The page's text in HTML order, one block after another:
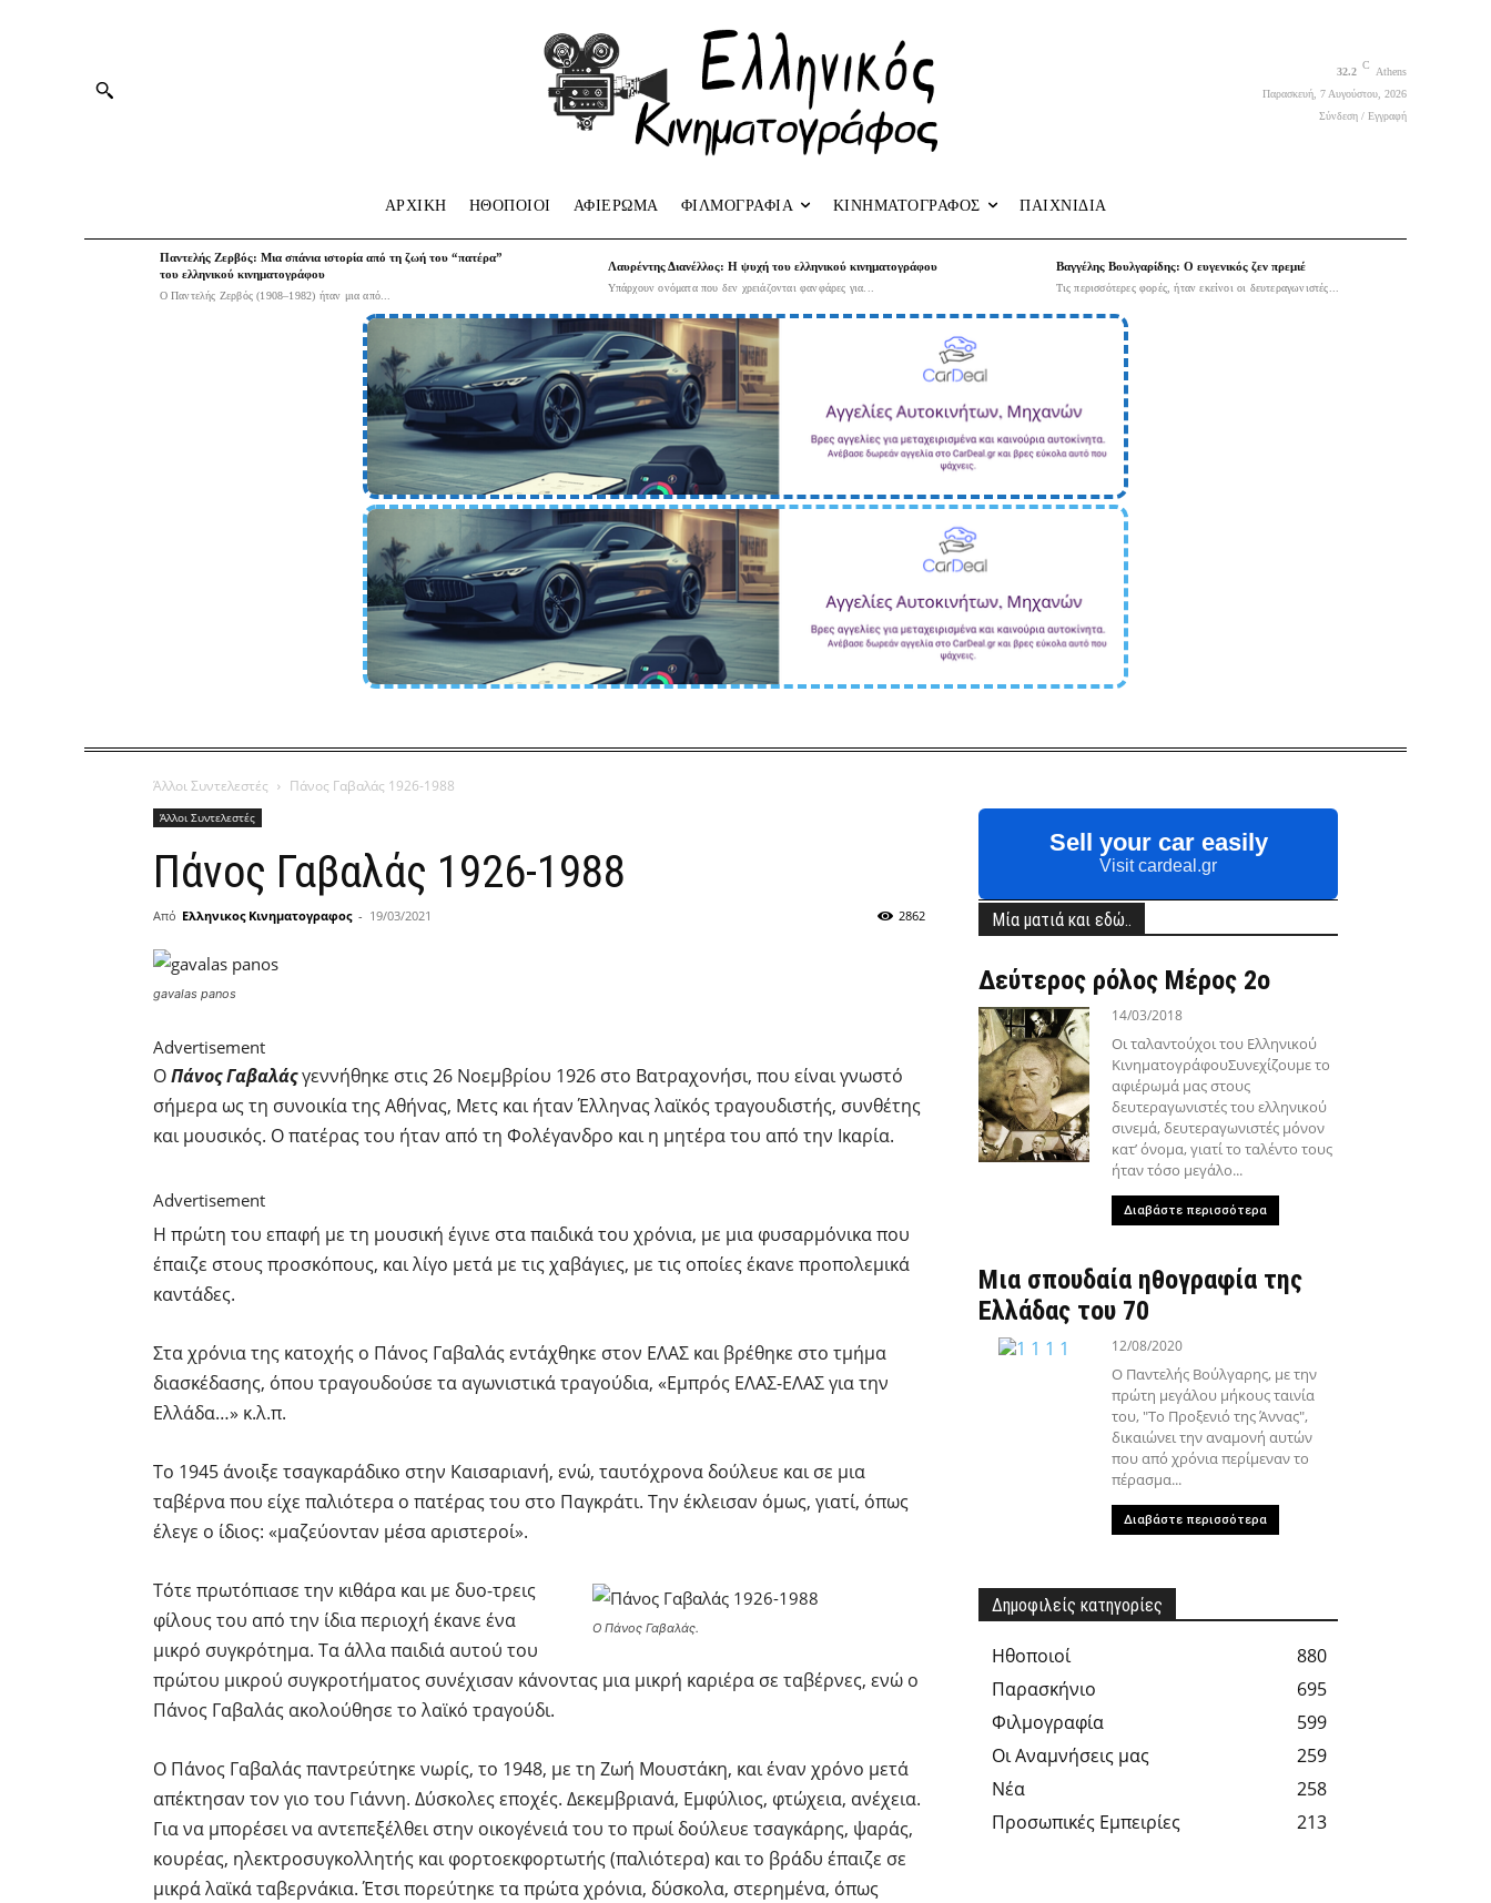
32.2
C
Athens
Παρασκευή, 7 Αυγούστου, 2026
Σύνδεση / Εγγραφή
ΑΡΧΙΚΗ HΘΟΠΟΙΟΙ ΑΦΙΕΡΩΜΑ ΦΙΛΜΟΓΡΑΦΙΑ ΚΙΝΗΜΑΤΟΓΡΑΦΟΣ ΠΑΙΧΝΙΔΙΑ
Παντελής Ζερβός: Μια σπάνια ιστορία από τη ζωή του “πατέρα”
του ελληνικού κινηματογράφου
Ο Παντελής Ζερβός (1908–1982) ήταν μια από...
Λαυρέντης Διανέλλος: Η ψυχή του ελληνικού κινηματογράφου
Υπάρχουν ονόματα που δεν χρειάζονται φανφάρες για...
Βαγγέλης Βουλγαρίδης: Ο ευγενικός ζεν πρεμιέ
Τις περισσότερες φορές, ήταν εκείνοι οι δευτεραγωνιστές...
Άλλοι Συντελεστές Πάνος Γαβαλάς 1926-1988
Άλλοι Συντελεστές
Πάνος Γαβαλάς 1926-1988
Από Ελληνικος Κινηματογραφος - 19/03/2021 2862
gavalas panos
Advertisement
ΟΠάνος Γαβαλάςγεννήθηκε στις 26 Νοεμβρίου 1926 στο Βατραχονήσι, που είναι γνωστό
σήμερα ως τη συνοικία της Αθήνας, Μετς και ήταν Έλληνας λαϊκός τραγουδιστής, συνθέτης
και μουσικός. Ο πατέρας του ήταν από τη Φολέγανδρο και η μητέρα του από την Ικαρία.
Advertisement
Η πρώτη του επαφή με τη μουσική έγινε στα παιδικά του χρόνια, με μια φυσαρμόνικα που
έπαιζε στους προσκόπους, και λίγο μετά με τις χαβάγιες, με τις οποίες έκανε προπολεμικά
καντάδες.
Στα χρόνια της κατοχής ο Πάνος Γαβαλάς εντάχθηκε στον ΕΛΑΣ και βρέθηκε στο τμήμα
διασκέδασης, όπου τραγουδούσε τα αγωνιστικά τραγούδια, «Εμπρός ΕΛΑΣ-ΕΛΑΣ για την
Ελλάδα…» κ.λ.π.
Το 1945 άνοιξε τσαγκαράδικο στην Καισαριανή, ενώ, ταυτόχρονα δούλευε και σε μια
ταβέρνα που είχε παλιότερα ο πατέρας του στο Παγκράτι. Την έκλεισαν όμως, γιατί, όπως
έλεγε ο ίδιος: «μαζεύονταν μέσα αριστεροί».
Ο Πάνος Γαβαλάς.
Τότε πρωτόπιασε την κιθάρα και με δυο-τρεις
φίλους του από την ίδια περιοχή έκανε ένα
μικρό συγκρότημα. Τα άλλα παιδιά αυτού του
πρώτου μικρού συγκροτήματος συνέχισαν κάνοντας μια μικρή καριέρα σε ταβέρνες, ενώ ο
Πάνος Γαβαλάς ακολούθησε το λαϊκό τραγούδι.
Ο Πάνος Γαβαλάς παντρεύτηκε νωρίς, το 1948, με τη Ζωή Μουστάκη, και έναν χρόνο μετά
απέκτησαν τον γιο του Γιάννη. Δύσκολες εποχές. Δεκεμβριανά, Εμφύλιος, φτώχεια, ανέχεια.
Για να μπορέσει να αντεπεξέλθει στην οικογένειά του το πρωί δούλευε τσαγκάρης, ψαράς,
κουρέας, ηλεκτροσυγκολλητής και φορτοεκφορτωτής (παλιότερα) και το βράδυ έπαιζε σε
μικρά λαϊκά ταβερνάκια. Έτσι πορεύτηκε τα πρώτα χρόνια, δύσκολα, στερημένα, όπως
Sell your car easily
Visit cardeal.gr
Μία ματιά και εδώ..
Δεύτερος ρόλος Μέρος 2ο
14/03/2018
Οι ταλαντούχοι του Ελληνικού
ΚινηματογράφουΣυνεχίζουμε το
αφιέρωμά μας στους
δευτεραγωνιστές του ελληνικού
σινεμά, δευτεραγωνιστές μόνον
κατ’ όνομα, γιατί το ταλέντο τους
ήταν τόσο μεγάλο...
Διαβάστε περισσότερα
Μια σπουδαία ηθογραφία της
Ελλάδας του 70
12/08/2020
Ο Παντελής Βούλγαρης, με την
πρώτη μεγάλου μήκους ταινία
του, "Το Προξενιό της Άννας",
δικαιώνει την αναμονή αυτών
που από χρόνια περίμεναν το
πέρασμα...
Διαβάστε περισσότερα
Δημοφιλείς κατηγορίες
Hθοποιοί
880
Παρασκήνιο
695
Φιλμογραφία
599
Οι Αναμνήσεις μας
259
Νέα
258
Προσωπικές Εμπειρίες
213